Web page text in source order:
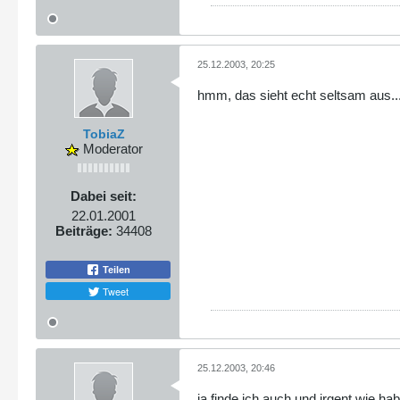
TobiaZ
Moderator
Dabei seit:
22.01.2001
Beiträge: 34408
Teilen
Tweet
25.12.2003, 20:25
hmm, das sieht echt seltsam
25.12.2003, 20:46